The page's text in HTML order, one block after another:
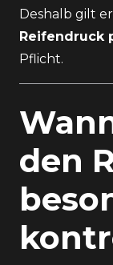
Deshalb gilt
Reifendruck
Pflicht.
den